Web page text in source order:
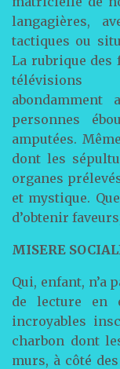
langagières,
tactiques ou
La rubrique des
télévisions
personnes
amputées.
dont les
organes
et mystique.
d’obtenir
MISERE
Qui, enfant, n’a
de lecture en
incroyables
charbon dont
murs, à côté